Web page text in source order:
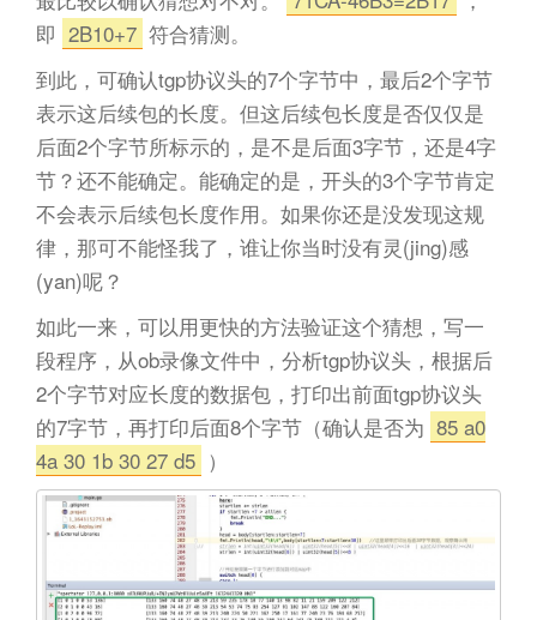
即 2B10+7 符合猜测。
到此，可确认tgp协议头的7个字节中，最后2个字节
表示这后续包的长度。但这后续包长度是否仅仅是
后面2个字节所标示的，是不是后面3字节，还是4字
节？还不能确定。能确定的是，开头的3个字节肯定
不会表示后续包长度作用。如果你还是没发现这规
律，那可不能怪我了，谁让你当时没有灵(jing)感
(yan)呢？
如此一来，可以用更快的方法验证这个猜想，写一
段程序，从ob录像文件中，分析tgp协议头，根据后
2个字节对应长度的数据包，打印出前面tgp协议头
的7字节，再打印后面8个字节（确认是否为 85 a0
4a 30 1b 30 27 d5 ）